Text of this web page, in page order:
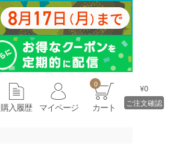
購入履歴 マイページ
0
カート
¥0
ご注文確認